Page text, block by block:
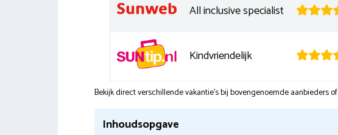
All inclusive specialist
Kindvriendelijk
Bekijk direct verschillende vakantie's bij bovengenoemde aanbieders of
Inhoudsopgave